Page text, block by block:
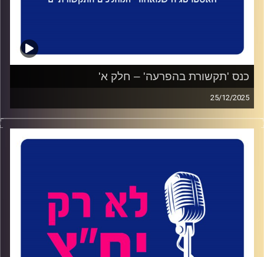
כנס 'תקשורת בהפרעה' – חלק א'
25/12/2025
הקלטות מתוך כנס 'תקשורת בהפרעה', כנס התקשורת השנתי
של בית ספר סמי עופר לתקשורת באוניברסיטת רייכמן, יפעת
Mi ופודקאסט לא רק יח"צ.
קרדיט תמונות:ליאת סער